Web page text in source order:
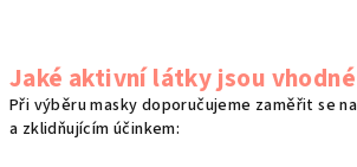
Jaké aktivní látky jsou
Při výběru masky doporučujeme zaměřit se
a zklidňujícím účinkem: